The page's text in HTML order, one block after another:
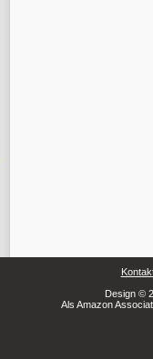
Design ©
Als Amazon